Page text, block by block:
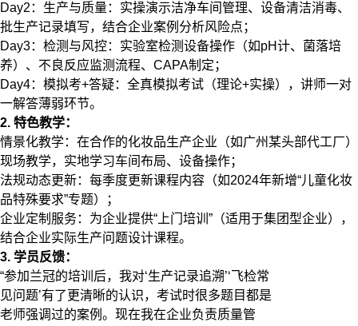
​​Day2：生产与质量​​：实操演示洁净车间管理、设备清洁消毒、
批生产记录填写，结合企业案例分析风险点；
​​Day3：检测与风控​​：实验室检测设备操作（如pH计、菌落培
养）、不良反应监测流程、CAPA制定；
​​Day4：模拟考+答疑​​：全真模拟考试（理论+实操），讲师一对
一解答薄弱环节。
2. 特色教学：
​​情景化教学​​：在合作的化妆品生产企业（如广州某头部代工厂）
现场教学，实地学习车间布局、设备操作；
​​法规动态更新​​：每季度更新课程内容（如2024年新增“儿童化妆
品特殊要求”专题）；
​​企业定制服务​​：为企业提供“上门培训”（适用于集团型企业），
结合企业实际生产问题设计课程。
3. 学员反馈：
“参加兰冠的培训后，我对‘生产记录追溯’‘飞检常
见问题’有了更清晰的认识，考试时很多题目都是
老师强调过的案例。现在我在企业负责质量管